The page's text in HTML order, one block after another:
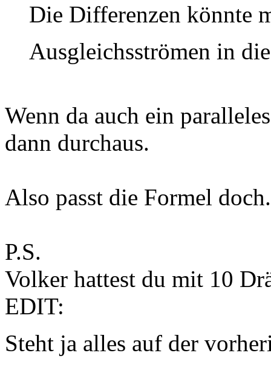
Die Differenzen könnte
Ausgleichsströmen in
Wenn da auch ein
dann durchaus.
Also passt die Formel
P.S.
Volker hattest du mit 10
EDIT:
Steht ja alles auf der